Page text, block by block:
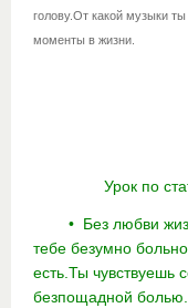
голову.От какой музыки
моменты в жизни.
Урок по статье
• Без любви
тебе безумно
есть.Ты чувствуешь
безпощадной